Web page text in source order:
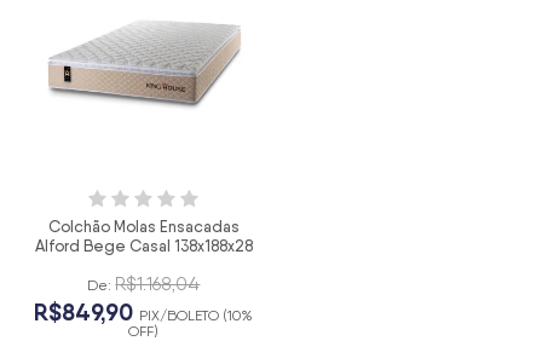
Colchão Molas Ensacadas
Alford Bege Casal 138x188x28
De: R$1.168,04
R$849,90 PIX/BOLETO (10%
OFF)